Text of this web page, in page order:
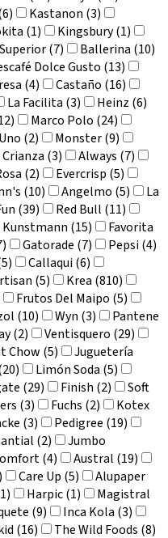
Kastanon (3)
(1)
Kingsbury (1)
Superior (7)
Ballerina (10)
Dolce Gusto (13)
(4)
Castaño (16)
La Facilita (3)
Heinz (6)
Marco Polo (24)
(2)
Monster (9)
Crianza (3)
Always (7)
(2)
Evercrisp (5)
(10) Angelmo (5)
La
(39)
Red Bull (11)
Kunstmann (15)
Favorita
Gatorade (7)
Pepsi (4)
Callaqui (6)
(5)
Krea (810)
Frutos Del Maipo (5)
(10) Wyn (3)
Pantene
(2)
Ventisquero (29)
Chow (5)
Juguetería
Limón Soda (5)
(29) Finish (2)
Soft
(3) Fuchs (2)
Kotex
(3)
Pedigree (19)
(2)
Jumbo
(4)
Austral (19)
Care Up (5)
Alupaper
Harpic (1)
Magistral
(9)
Inca Kola (3)
(16)
The Wild Foods (8)